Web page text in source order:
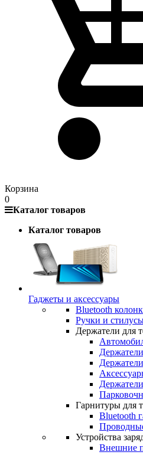
Корзина
0
Каталог товаров
Каталог товаров
Гаджеты и аксессуары
Bluetooth
Ручки и
Держатели для
Гарнитуры для
Bluetooth
Устройства
Внешние